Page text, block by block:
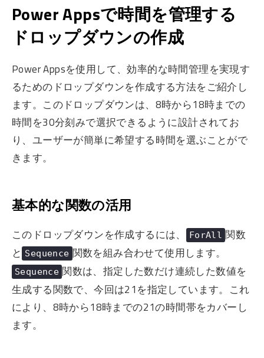
Power Appsで時間を管理する
ドロップダウンの作成
Power Appsを使用して、効率的な時間管理を実現す
るためのドロップダウンを作成する方法をご紹介し
ます。このドロップダウンは、8時から18時までの
時間を30分刻みで選択できるように設計されてお
り、ユーザーが簡単に希望する時間を選ぶことがで
きます。
基本的な関数の活用
このドロップダウンを作成するには、 ForAll 関数
と Sequence 関数を組み合わせて使用します。
Sequence 関数は、指定した数だけ連続した数値を
生成する関数で、今回は21を指定しています。これ
により、8時から18時までの21の時間帯をカバーし
ます。